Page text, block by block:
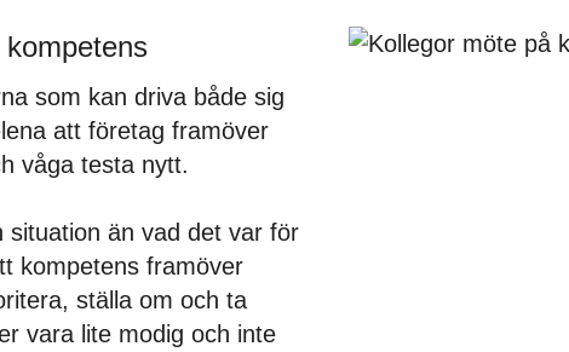
som kan driva både sig
att företag framöver
våga testa nytt.
situation än vad det var för
kompetens framöver
ställa om och ta
vara lite modig och inte